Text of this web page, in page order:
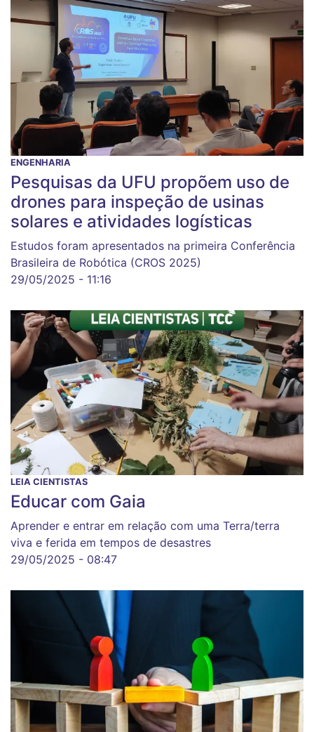
ENGENHARIA
Pesquisas da UFU propõem uso de
drones para inspeção de usinas
solares e atividades logísticas
Estudos foram apresentados na primeira Conferência
Brasileira de Robótica (CROS 2025)
29/05/2025 - 11:16
LEIA CIENTISTAS
Educar com Gaia
Aprender e entrar em relação com uma Terra/terra
viva e ferida em tempos de desastres
29/05/2025 - 08:47